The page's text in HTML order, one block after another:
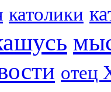
католики
отец